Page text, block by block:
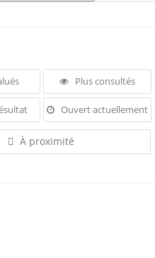
Plus consultés
Ouvert actuellement
À proximité